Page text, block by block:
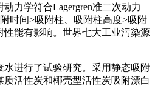
力学符合Lagergren准二次动力
时间>吸附柱、吸附柱高度>吸附
能有影响。世界七大工业污染源
进行了试验研究。采用静态吸附
活性炭和椰壳型活性炭吸附漂白